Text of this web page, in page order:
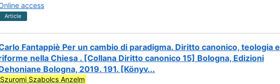
access
Article
Fantappiè Per un cambio di paradigma. Diritto canonico, teologia e
nella Chiesa . [Collana Diritto canonico 15] Bologna, Edizioni
Bologna, 2019. 191. [Könyv...
Szuromi Szabolcs Anzelm